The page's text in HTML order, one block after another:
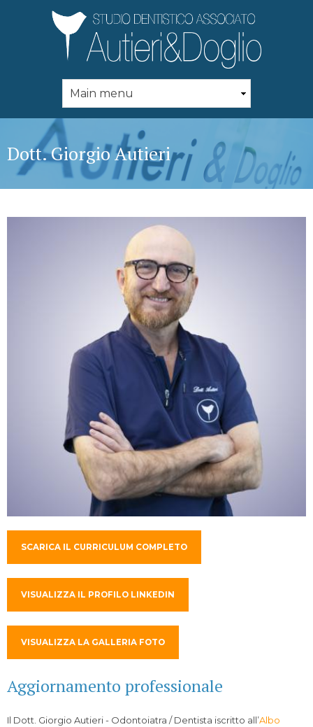
main
content
Dott. Giorgio Autieri
SCARICA IL CURRICULUM COMPLETO
VISUALIZZA IL PROFILO LINKEDIN
VISUALIZZA LA GALLERIA FOTO
Aggiornamento professionale
Il Dott. Giorgio Autieri - Odontoiatra / Dentista iscritto all’Albo